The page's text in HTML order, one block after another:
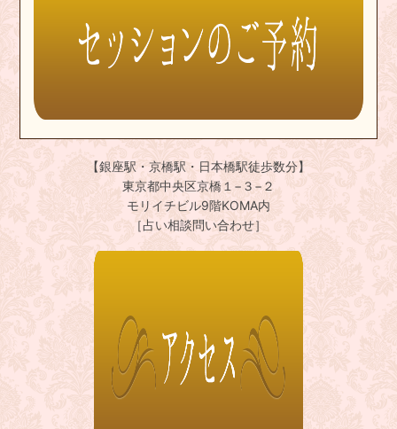
【銀座駅・京橋駅・日本橋駅徒歩数分】
東京都中央区京橋１−３−２
モリイチビル9階KOMA内
［占い相談問い合わせ］